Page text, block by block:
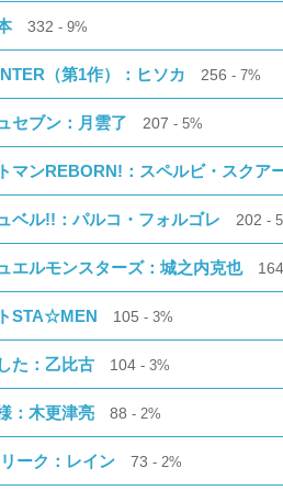
332 9%
（第1作）：ヒソカ 256 7%
セブン：月雲了 207 5%
マンREBORN!：スペルビ・スクア
ベル!!：パルコ・フォルゴレ 202
ルモンスターズ：城之内克也
STA☆MEN 105 3%
た：乙比古 104 3%
：木更津亮 88 2%
ーク：レイン 73 2%